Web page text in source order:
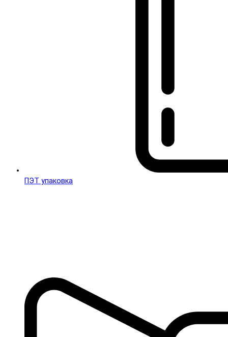
ПЭТ упаковка